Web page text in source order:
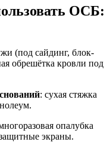
ОСБ:
(под сайдинг, блок-
обрешётка кровли под
: сухая стяжка
опалубка
экраны.